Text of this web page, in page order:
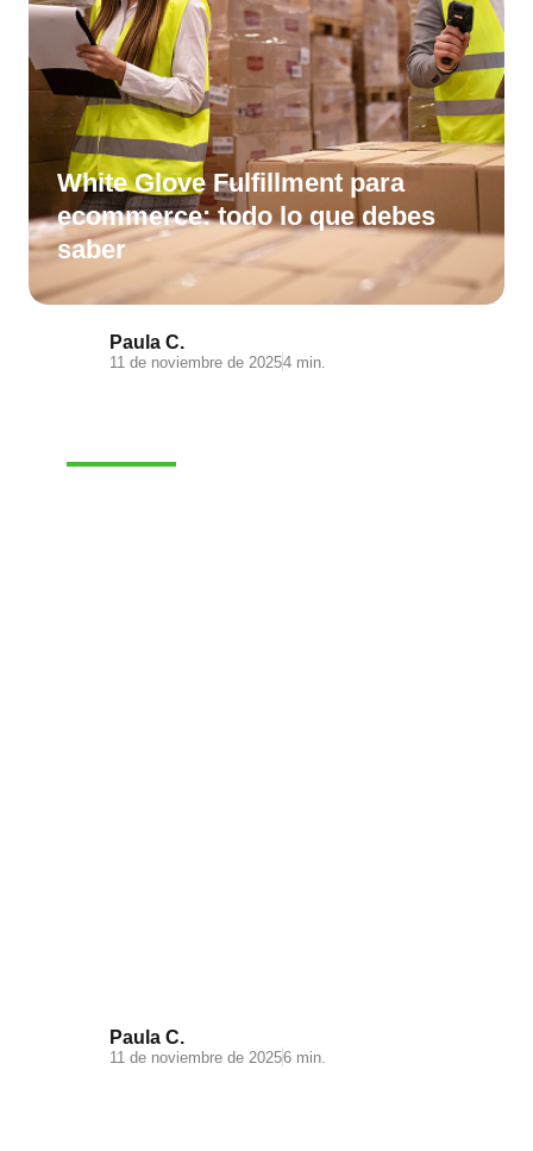
White Glove Fulfillment para
ecommerce: todo lo que debes
saber
Paula C.
11 de noviembre de 20254 min.
Paula C.
11 de noviembre de 20256 min.